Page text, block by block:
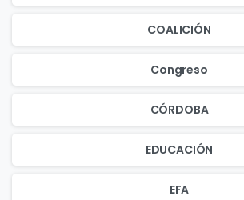
COALICIÓN
Congreso
CÓRDOBA
EDUCACIÓN
EFA